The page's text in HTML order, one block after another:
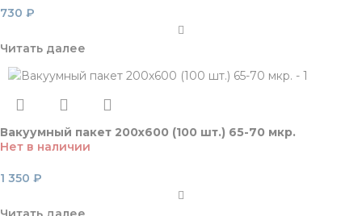
730 ₽
Читать далее
Вакуумный пакет 200х600 (100 шт.) 65-70 мкр.
Нет в наличии
1 350 ₽